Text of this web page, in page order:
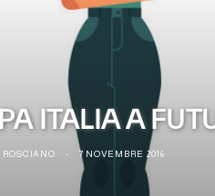
ITALIA A
7 NOVEMBRE 2016